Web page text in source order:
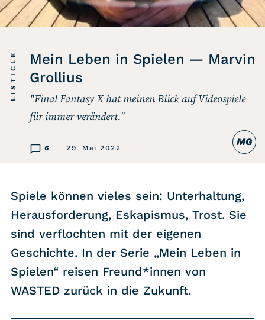
Listicle
Hören
Alle Podcasts
WASTED WEEKLY
Last Game Standing
Top 5
Random
RSS-Feed
Mein Leben in Spielen — Marvin
Grollius
"Final Fantasy X hat meinen Blick auf Videospiele
für immer verändert."
6 29. Mai 2022
LISTICLE
MG
Spiele können vieles sein: Unterhaltung,
Herausforderung, Eskapismus, Trost. Sie
sind verflochten mit der eigenen
Geschichte. In der Serie „Mein Leben in
Spielen“ reisen Freund*innen von
WASTED zurück in die Zukunft.